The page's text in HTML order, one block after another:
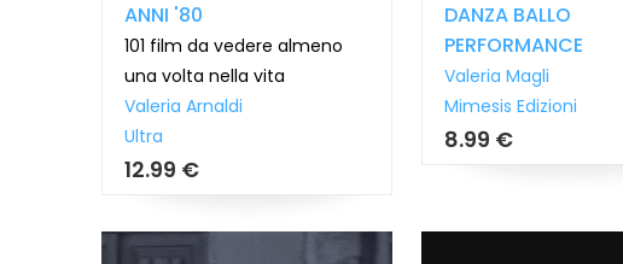
ANNI '80
101 film da vedere almeno
una volta nella vita
Valeria Arnaldi
Ultra
12.99 €
DANZA BALLO
PERFORMANCE
Valeria Magli
Mimesis Edizioni
8.99 €